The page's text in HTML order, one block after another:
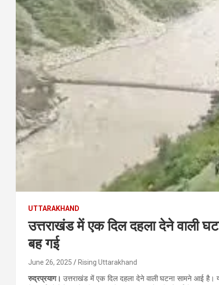
UTTARAKHAND
उत्तराखंड में एक दिल दहला देने वाली
बह गई
June 26, 2025 Rising Uttarakhand
रुद्रप्रयाग। उत्तराखंड में एक दिल दहला देने वाली घटना सामने आई है।